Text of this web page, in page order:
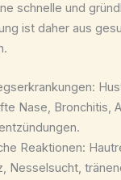
schnelle und
ist daher aus
Nase, Bronchitis,
Reaktionen:
Nesselsucht,